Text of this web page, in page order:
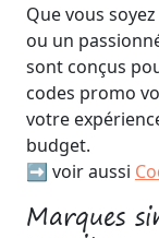
Que vous
ou un
sont conçus
codes promo
votre
budget.
➡️ voir aussi
Marques